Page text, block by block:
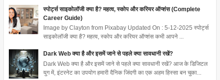
स्पोर्ट्स साइकोलॉजी क्या है? महत्व, स्कोप और करियर ऑप्शंस (Complete
Career Guide)
Image by Clayton from Pixabay Updated On : 5-12-2025 स्पोर्ट्स
साइकोलॉजी क्या है? महत्व, स्कोप और करियर ऑप्शंस कभी आपने ...
Dark Web क्या है और इसमें जाने से पहले क्या सावधानी रखें?
Dark Web क्या है और इसमें जाने से पहले क्या सावधानी रखें? आज के डिजिटल
युग में, इंटरनेट का उपयोग हमारी दैनिक जिंदगी का एक अहम हिस्सा बन चुका...